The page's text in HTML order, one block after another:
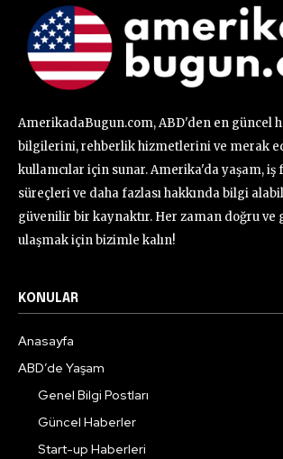
AmerikadaBugun.com, ABD'den en güncel
bilgilerini, rehberlik hizmetlerini ve merak
kullanıcılar için sunar. Amerika'da yaşam, iş
süreçleri ve daha fazlası hakkında bilgi
güvenilir bir kaynaktır. Her zaman doğru ve
ulaşmak için bizimle kalın!
KONULAR
Anasayfa
ABD’de Yaşam
Genel Bilgi Postları
Güncel Haberler
Start-up Haberleri